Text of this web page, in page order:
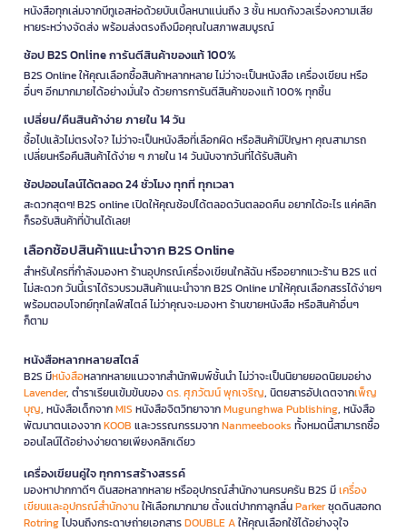
หนังสือทุกเล่มจากบีทูเอสห่อด้วยบับเบิ้ลหนาแน่นถึง 3 ชั้น หมดกังวลเรื่องความเสีย
หายระหว่างจัดส่ง พร้อมส่งตรงถึงมือคุณในสภาพสมบูรณ์
ช้อป B2S Online การันตีสินค้าของแท้ 100%
B2S Online ให้คุณเลือกซื้อสินค้าหลากหลาย ไม่ว่าจะเป็นหนังสือ เครื่องเขียน หรือ
อื่นๆ อีกมากมายได้อย่างมั่นใจ ด้วยการการันตีสินค้าของแท้ 100% ทุกชิ้น
เปลี่ยน/คืนสินค้าง่าย ภายใน 14 วัน
ซื้อไปแล้วไม่ตรงใจ? ไม่ว่าจะเป็นหนังสือที่เลือกผิด หรือสินค้ามีปัญหา คุณสามารถ
เปลี่ยนหรือคืนสินค้าได้ง่าย ๆ ภายใน 14 วันนับจากวันที่ได้รับสินค้า
ช้อปออนไลน์ได้ตลอด 24 ชั่วโมง ทุกที่ ทุกเวลา
สะดวกสุดๆ! B2S online เปิดให้คุณช้อปได้ตลอดวันตลอดคืน อยากได้อะไร แค่คลิก
ก็รอรับสินค้าที่บ้านได้เลย!
เลือกช้อปสินค้าแนะนำจาก B2S Online
สำหรับใครที่กำลังมองหา ร้านอุปกรณ์เครื่องเขียนใกล้ฉัน หรืออยากแวะร้าน B2S แต่
ไม่สะดวก วันนี้เราได้รวบรวมสินค้าแนะนำจาก B2S Online มาให้คุณเลือกสรรได้ง่ายๆ
พร้อมตอบโจทย์ทุกไลฟ์สไตล์ ไม่ว่าคุณจะมองหา ร้านขายหนังสือ หรือสินค้าอื่นๆ
ก็ตาม
หนังสือหลากหลายสไตล์
B2S มีหนังสือหลากหลายแนวจากสำนักพิมพ์ชั้นนำ ไม่ว่าจะเป็นนิยายยอดนิยมอย่าง
Lavender, ตำราเรียนเข้มข้นของดร. ศุภวัฒน์ พุกเจริญ, นิตยสารอัปเดตจากเพ็ญ
บุญ, หนังสือเด็กจากMIS หนังสือจิตวิทยาจากMugunghwa Publishing, หนังสือ
พัฒนาตนเองจากKOOB และวรรณกรรมจากNanmeebooks ทั้งหมดนี้สามารถซื้อ
ออนไลน์ได้อย่างง่ายดายเพียงคลิกเดียว
เครื่องเขียนคู่ใจ ทุกการสร้างสรรค์
มองหาปากกาดีๆ ดินสอหลากหลาย หรืออุปกรณ์สำนักงานครบครัน B2S มีเครื่อง
เขียนและอุปกรณ์สำนักงานให้เลือกมากมาย ตั้งแต่ปากกาลูกลื่นParkerชุดดินสอกด
Rotringไปจนถึงกระดาษถ่ายเอกสารDOUBLE Aให้คุณเลือกใช้ได้อย่างจุใจ